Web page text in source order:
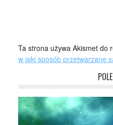
Ta strona używa Akismet do
w jaki sposób przetwarzane